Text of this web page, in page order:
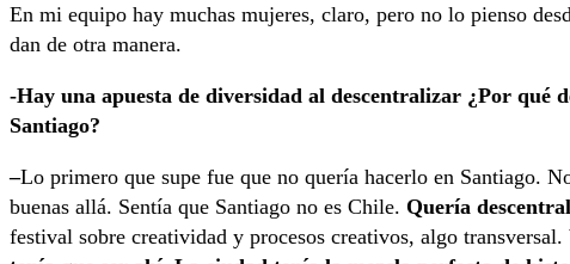
En mi equipo hay muchas mujeres, claro, pero no lo pienso
dan de otra manera.
-Hay una apuesta de diversidad al descentralizar ¿Por qué
Santiago?
–Lo primero que supe fue que no quería hacerlo en Santiago.
buenas allá. Sentía que Santiago no es Chile. Quería
festival sobre creatividad y procesos creativos, algo transversal.